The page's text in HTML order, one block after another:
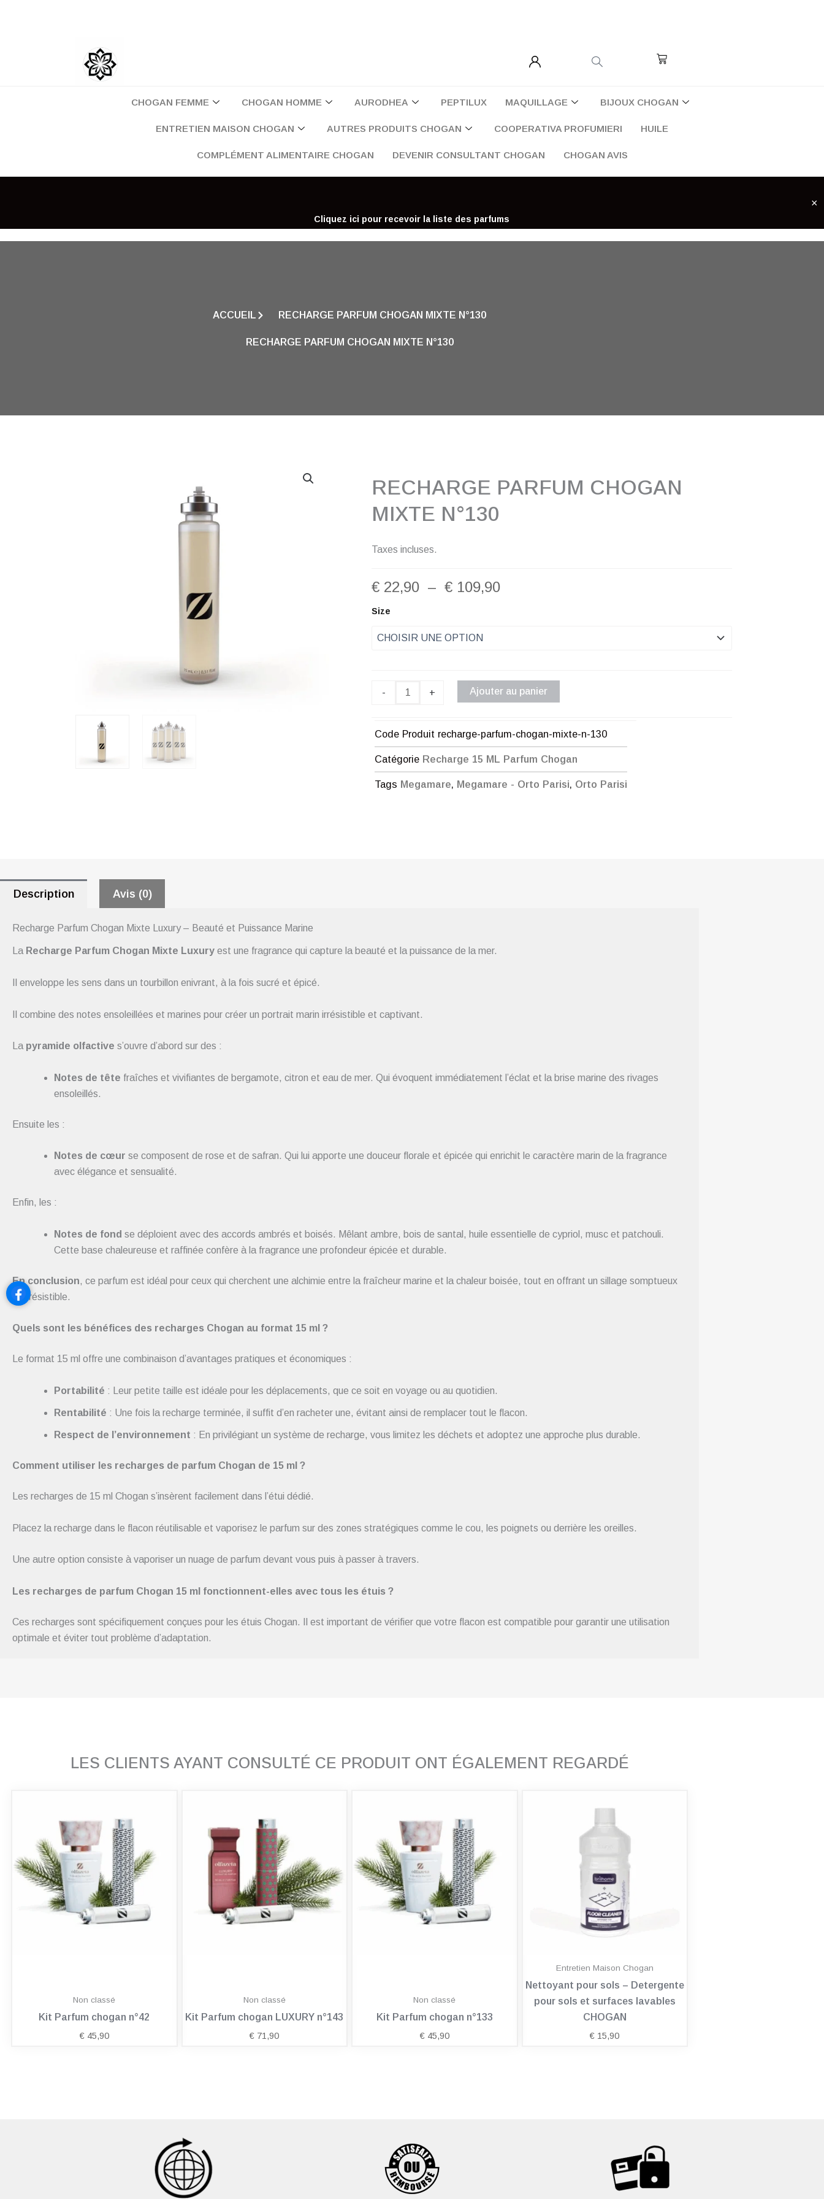
Cart
CHOGAN FEMME CHOGAN HOMME AURODHEA PEPTILUX MAQUILLAGE BIJOUX CHOGAN
ENTRETIEN MAISON CHOGAN AUTRES PRODUITS CHOGAN COOPERATIVA PROFUMIERI HUILE
COMPLÉMENT ALIMENTAIRE CHOGAN DEVENIR CONSULTANT CHOGAN CHOGAN AVIS
Cliquez ici pour recevoir la liste des parfums
×
ACCUEIL RECHARGE PARFUM CHOGAN MIXTE N°130
RECHARGE PARFUM CHOGAN MIXTE N°130
RECHARGE PARFUM CHOGAN
MIXTE N°130
Taxes incluses.
€ 22,90 – € 109,90Plage
à
€ 109,90
Size
-
quantité
Recharge
Parfum
+ Ajouter au panier
Code Produit recharge-parfum-chogan-mixte-n-130
Catégorie Recharge 15 ML Parfum Chogan
Tags Megamare, Megamare - Orto Parisi, Orto Parisi
Description Avis (0)
Recharge Parfum Chogan Mixte Luxury – Beauté et Puissance Marine
La Recharge Parfum Chogan Mixte Luxury est une fragrance qui capture la beauté et la puissance de la mer.
Il enveloppe les sens dans un tourbillon enivrant, à la fois sucré et épicé.
Il combine des notes ensoleillées et marines pour créer un portrait marin irrésistible et captivant.
La pyramide olfactive s’ouvre d’abord sur des :
Notes de tête fraîches et vivifiantes de bergamote, citron et eau de mer. Qui évoquent immédiatement l’éclat et la brise marine des rivages
ensoleillés.
Ensuite les :
Notes de cœur se composent de rose et de safran. Qui lui apporte une douceur florale et épicée qui enrichit le caractère marin de la fragrance
avec élégance et sensualité.
Enfin, les :
Notes de fond se déploient avec des accords ambrés et boisés. Mêlant ambre, bois de santal, huile essentielle de cypriol, musc et patchouli.
Cette base chaleureuse et raffinée confère à la fragrance une profondeur épicée et durable.
En conclusion, ce parfum est idéal pour ceux qui cherchent une alchimie entre la fraîcheur marine et la chaleur boisée, tout en offrant un sillage somptueux
et irrésistible.
Quels sont les bénéfices des recharges Chogan au format 15 ml ?
Le format 15 ml offre une combinaison d’avantages pratiques et économiques :
Portabilité : Leur petite taille est idéale pour les déplacements, que ce soit en voyage ou au quotidien.
Rentabilité : Une fois la recharge terminée, il suffit d’en racheter une, évitant ainsi de remplacer tout le flacon.
Respect de l’environnement : En privilégiant un système de recharge, vous limitez les déchets et adoptez une approche plus durable.
Comment utiliser les recharges de parfum Chogan de 15 ml ?
Les recharges de 15 ml Chogan s’insèrent facilement dans l’étui dédié.
Placez la recharge dans le flacon réutilisable et vaporisez le parfum sur des zones stratégiques comme le cou, les poignets ou derrière les oreilles.
Une autre option consiste à vaporiser un nuage de parfum devant vous puis à passer à travers.
Les recharges de parfum Chogan 15 ml fonctionnent-elles avec tous les étuis ?
Ces recharges sont spécifiquement conçues pour les étuis Chogan. Il est important de vérifier que votre flacon est compatible pour garantir une utilisation
optimale et éviter tout problème d’adaptation.
LES CLIENTS AYANT CONSULTÉ CE PRODUIT ONT ÉGALEMENT REGARDÉ
Non classé
Kit Parfum chogan n°42
€ 45,90
Non classé
Kit Parfum chogan LUXURY n°143
€ 71,90
Non classé
Kit Parfum chogan n°133
€ 45,90
Entretien Maison Chogan
Nettoyant pour sols – Detergente
pour sols et surfaces lavables
CHOGAN
€ 15,90